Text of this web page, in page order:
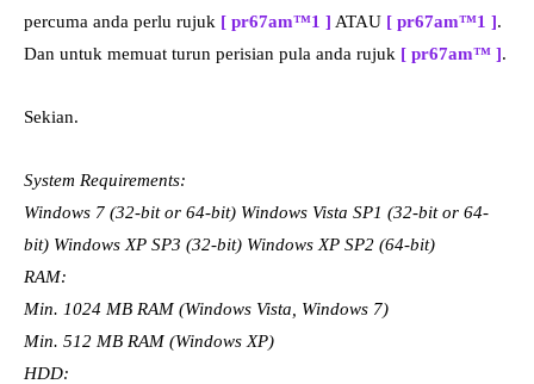
percuma anda perlu rujuk [ pr67am™1 ] ATAU [ pr67am™1 ].
Dan untuk memuat turun perisian pula anda rujuk [ pr67am™ ].
Sekian.
System Requirements:
Windows 7 (32-bit or 64-bit) Windows Vista SP1 (32-bit or 64-
bit) Windows XP SP3 (32-bit) Windows XP SP2 (64-bit)
RAM:
Min. 1024 MB RAM (Windows Vista, Windows 7)
Min. 512 MB RAM (Windows XP)
HDD: